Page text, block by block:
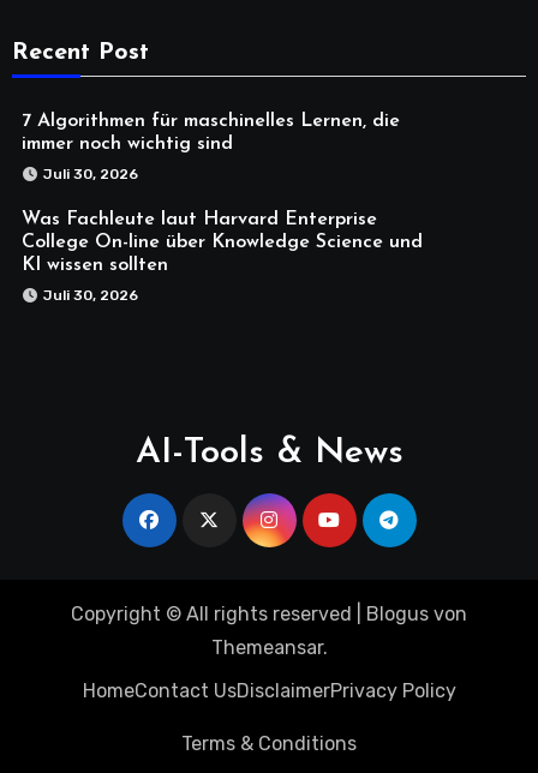
Recent Post
7 Algorithmen für maschinelles Lernen, die
immer noch wichtig sind
Juli 30, 2026
Was Fachleute laut Harvard Enterprise
College On-line über Knowledge Science und
KI wissen sollten
Juli 30, 2026
AI-Tools & News
Copyright © All rights reserved Blogus von
Themeansar.
HomeContact UsDisclaimerPrivacy Policy
Terms & Conditions